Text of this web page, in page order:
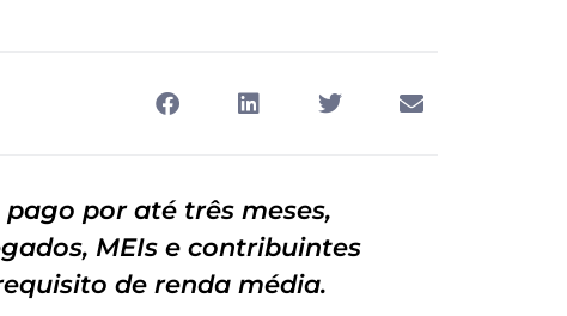
por até três meses,
MEIs e contribuintes
de renda média.